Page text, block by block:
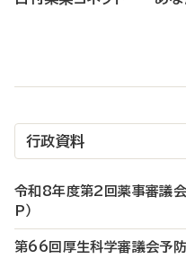
行政資料
令和8年度第2回薬事審議
P）
第66回厚生科学審議会予防